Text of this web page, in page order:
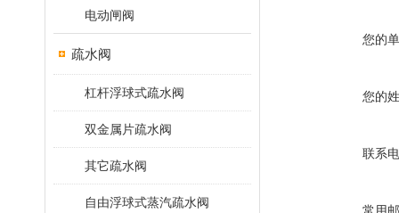
电动闸阀
疏水阀
杠杆浮球式疏水阀
双金属片疏水阀
其它疏水阀
自由浮球式蒸汽疏水阀
您的
您的
联系